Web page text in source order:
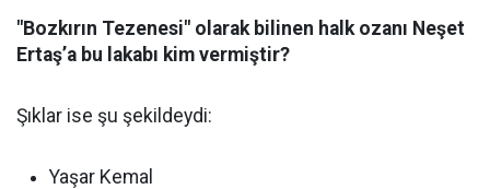
"Bozkırın Tezenesi" olarak bilinen halk ozanı Neşet
Ertaş’a bu lakabı kim vermiştir?
Şıklar ise şu şekildeydi:
Yaşar Kemal